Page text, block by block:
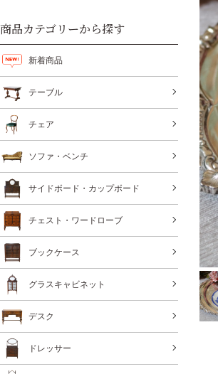
商品カテゴリーから探す
新着商品
テーブル
チェア
ソファ・ベンチ
サイドボード・カップボード
チェスト・ワードローブ
ブックケース
グラスキャビネット
デスク
ドレッサー